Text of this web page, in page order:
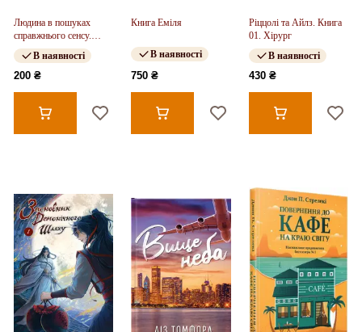
Людина в пошуках
справжнього сенсу.
Психолог у концтаборі
В наявності
200 ₴
Книга Еміля
В наявності
750 ₴
Ріццолі та Айлз. Книга
01. Хірург
В наявності
430 ₴